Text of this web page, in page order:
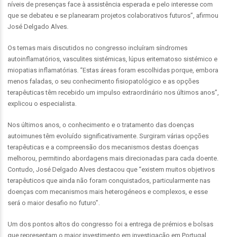
níveis de presenças face à assistência esperada e pelo interesse com
que se debateu e se planearam projetos colaborativos futuros”, afirmou
José Delgado Alves.
Os temas mais discutidos no congresso incluíram síndromes
autoinflamatórios, vasculites sistémicas, lúpus eritematoso sistémico e
miopatias inflamatórias. “Estas áreas foram escolhidas porque, embora
menos faladas, o seu conhecimento fisiopatológico e as opções
terapêuticas têm recebido um impulso extraordinário nos últimos anos”,
explicou o especialista.
Nos últimos anos, o conhecimento e o tratamento das doenças
autoimunes têm evoluído significativamente. Surgiram várias opções
terapêuticas e a compreensão dos mecanismos destas doenças
melhorou, permitindo abordagens mais direcionadas para cada doente.
Contudo, José Delgado Alves destacou que “existem muitos objetivos
terapêuticos que ainda não foram conquistados, particularmente nas
doenças com mecanismos mais heterogéneos e complexos, e esse
será o maior desafio no futuro”.
Um dos pontos altos do congresso foi a entrega de prémios e bolsas
que representam o maior investimento em investigação em Portugal